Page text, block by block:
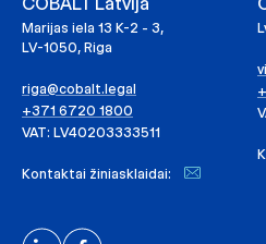
Marijas iela 13 K-2 - 3,
LV-1050, Riga
riga@cobalt.legal
+371 6720 1800
VAT: LV40203333511
Kontaktai žiniasklaidai: